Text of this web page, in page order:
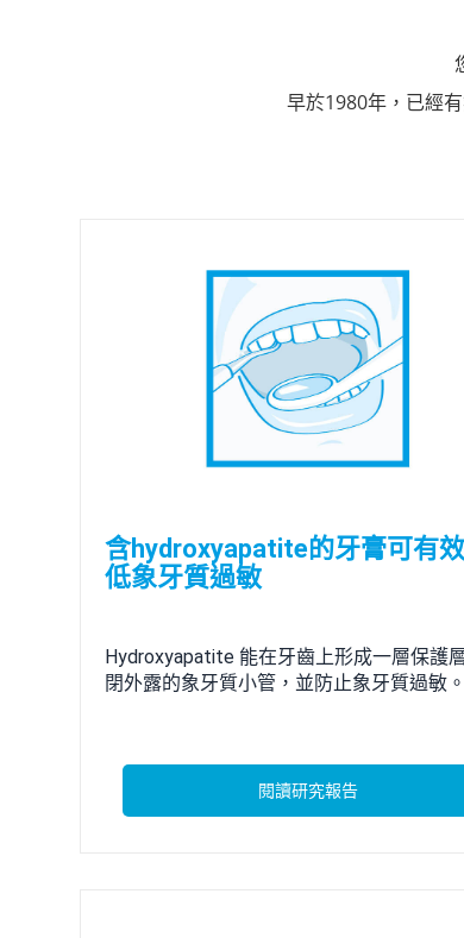
早於1980年，已經
含hydroxyapatite的牙膏可有
低象牙質過敏
Hydroxyapatite 能在牙齒上形成一層保護
閉外露的象牙質小管，並防止象牙質過敏。
閱讀研究報告